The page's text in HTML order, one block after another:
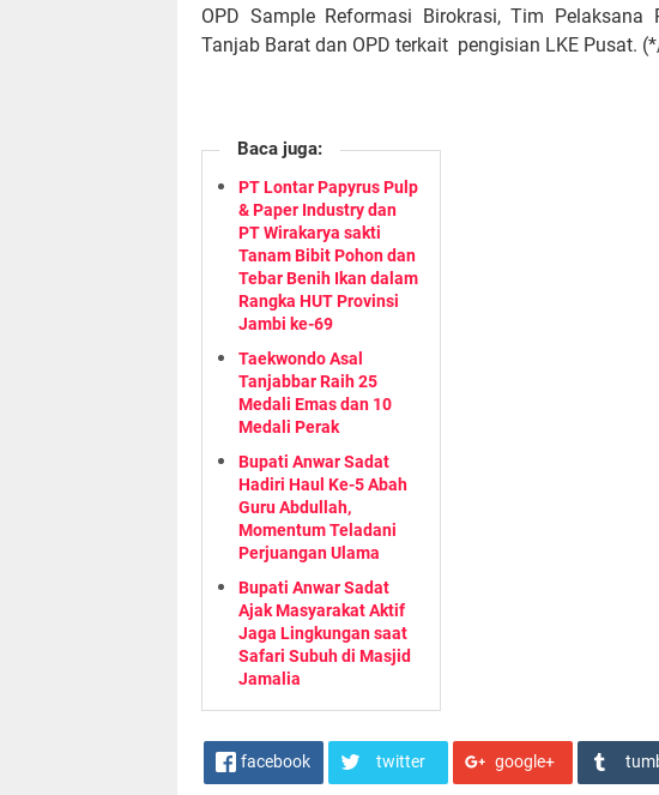
OPD Sample Reformasi Birokrasi, Tim Pelaksana
Tanjab Barat dan OPD terkait pengisian LKE Pusat.
Baca juga:
PT Lontar Papyrus Pulp
& Paper Industry dan
PT Wirakarya sakti
Tanam Bibit Pohon dan
Tebar Benih Ikan dalam
Rangka HUT Provinsi
Jambi ke-69
Taekwondo Asal
Tanjabbar Raih 25
Medali Emas dan 10
Medali Perak
Bupati Anwar Sadat
Hadiri Haul Ke-5 Abah
Guru Abdullah,
Momentum Teladani
Perjuangan Ulama
Bupati Anwar Sadat
Ajak Masyarakat Aktif
Jaga Lingkungan saat
Safari Subuh di Masjid
Jamalia
facebook twitter google+